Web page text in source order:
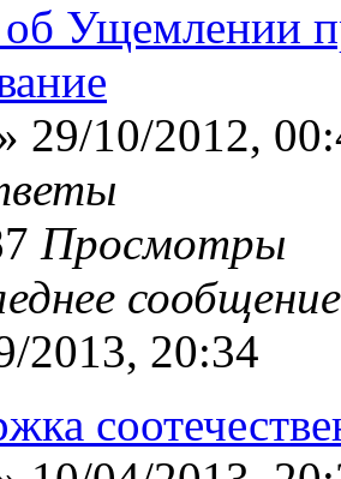
об Ущемлении
29/10/2012,
Просмотры
2013, 20:34